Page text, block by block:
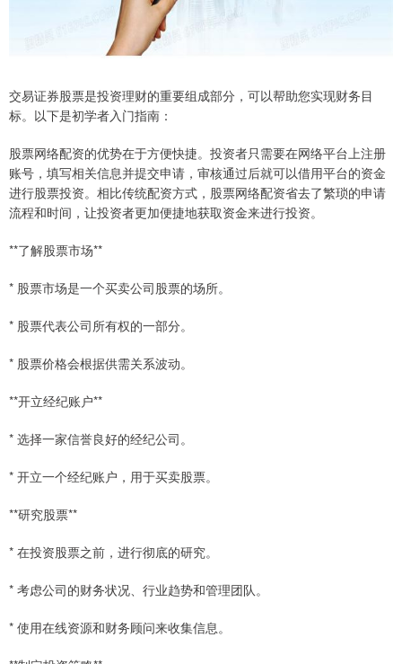
交易证券股票是投资理财的重要组成部分，可以帮助您实现财务目
标。以下是初学者入门指南：
股票网络配资的优势在于方便快捷。投资者只需要在网络平台上注册
账号，填写相关信息并提交申请，审核通过后就可以借用平台的资金
进行股票投资。相比传统配资方式，股票网络配资省去了繁琐的申请
流程和时间，让投资者更加便捷地获取资金来进行投资。
**了解股票市场**
* 股票市场是一个买卖公司股票的场所。
* 股票代表公司所有权的一部分。
* 股票价格会根据供需关系波动。
**开立经纪账户**
* 选择一家信誉良好的经纪公司。
* 开立一个经纪账户，用于买卖股票。
**研究股票**
* 在投资股票之前，进行彻底的研究。
* 考虑公司的财务状况、行业趋势和管理团队。
* 使用在线资源和财务顾问来收集信息。